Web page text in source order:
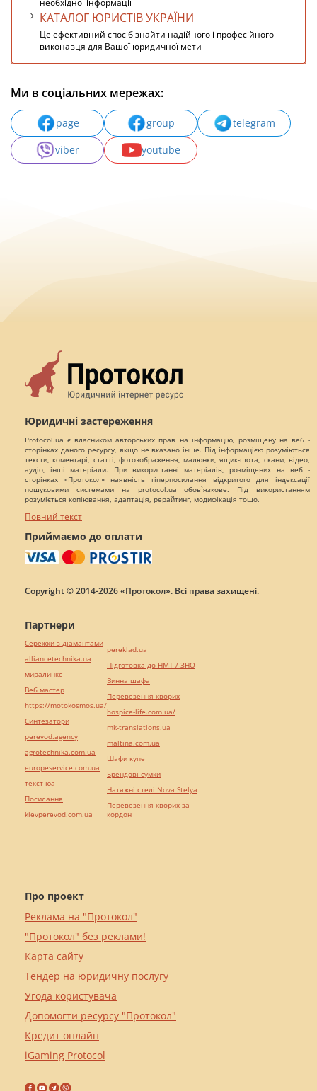
необхідної інформації
КАТАЛОГ ЮРИСТІВ УКРАЇНИ
Це ефективний спосіб знайти надійного і професійного
виконавця для Вашої юридичної мети
Ми в соціальних мережах:
page group
telegram
viber
youtube
Юридичні застереження
Protocol.ua є власником авторських прав на інформацію, розміщену на веб -
сторінках даного ресурсу, якщо не вказано інше. Під інформацією розуміються
тексти, коментарі, статті, фотозображення, малюнки, ящик-шота, скани, відео,
аудіо, інші матеріали. При використанні матеріалів, розміщених на веб -
сторінках «Протокол» наявність гіперпосилання відкритого для індексації
пошуковими системами на protocol.ua обов`язкове. Під використанням
розуміється копіювання, адаптація, рерайтинг, модифікація тощо.
Повний текст
Приймаємо до оплати
Copyright © 2014-2026 «Протокол». Всі права захищені.
Про проект
Реклама на "Протокол"
"Протокол" без реклами!
Карта сайту
Тендер на юридичну послугу
Угода користувача
Допомогти ресурсу "Протокол"
Кредит онлайн
iGaming Protocol
Партнери
Сережки з діамантами
alliancetechnika.ua
миралинкс
Веб мастер
https://motokosmos.ua/
Синтезатори
perevod.agency
agrotechnika.com.ua
europeservice.com.ua
текст юа
Посилання
kievperevod.com.ua
pereklad.ua
Підготовка до НМТ / ЗНО
Винна шафа
Перевезення хворих
hospice-life.com.ua/
mk-translations.ua
maltina.com.ua
Шафи купе
Брендові сумки
Натяжні стелі Nova Stelya
Перевезення хворих за
кордон